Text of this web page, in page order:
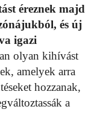
éreznek majd
és új
igazi
olyan kihívást
amelyek arra
hozzanak,
a